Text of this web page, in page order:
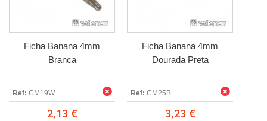
Ficha Banana 4mm
Branca
Ref: CM19W
2,13 €
Ficha Banana 4mm
Dourada Preta
Ref: CM25B
3,23 €